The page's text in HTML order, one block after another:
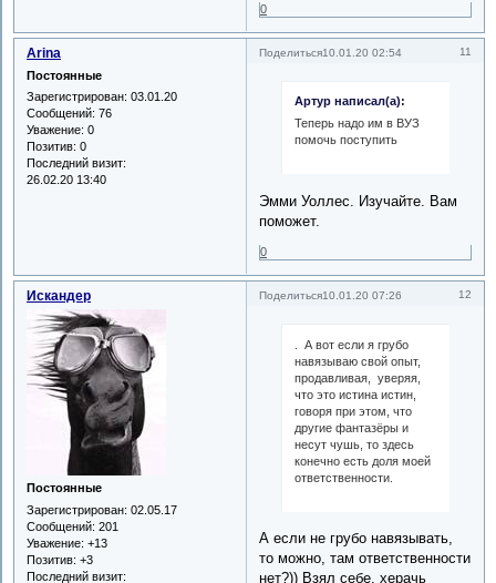
0
Поделиться 11
10.01.20 02:54
Arina
Постоянные
Зарегистрирован: 03.01.20
Сообщений: 76
Уважение: 0
Позитив: 0
Последний визит:
26.02.20 13:40
Артур написал(а):
Теперь надо им в ВУЗ
помочь поступить
Эмми Уоллес. Изучайте. Вам
поможет.
0
Поделиться 12
10.01.20 07:26
Искандер
Постоянные
Зарегистрирован: 02.05.17
Сообщений: 201
Уважение: +13
Позитив: +3
Последний визит:
. А вот если я грубо
навязываю свой опыт,
продавливая, уверяя,
что это истина истин,
говоря при этом, что
другие фантазёры и
несут чушь, то здесь
конечно есть доля моей
ответственности.
А если не грубо навязывать,
то можно, там ответственности
нет?)) Взял себе, херачь